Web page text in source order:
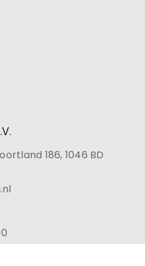
186, 1046 BD